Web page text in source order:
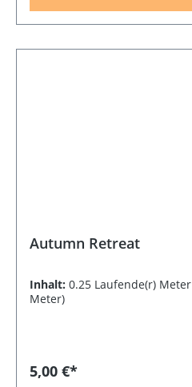
Autumn Retreat
Inhalt: 0.25 Laufende(r) Meter
Meter)
5,00 €*